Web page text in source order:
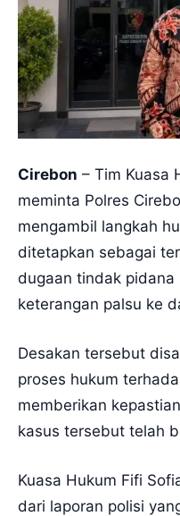
Cirebon – Tim Kuasa
meminta Polres
mengambil langkah
ditetapkan sebagai
dugaan tindak pidana
keterangan palsu ke
Desakan tersebut
proses hukum
memberikan
kasus tersebut telah
Kuasa Hukum Fifi
dari laporan polisi